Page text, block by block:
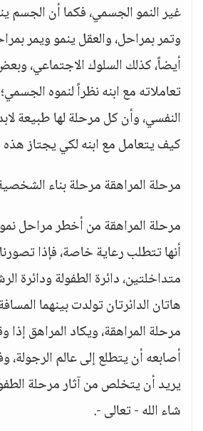
غير النمو الجسمي، فكما أن الجسم
وتمر بمراحل، والعقل ينمو ويمر
أيضاً، كذلك السلوك الاجتماعي،
تعاملاته مع ابنه نظراً لنموه
النفسي، وأن كل مرحلة لها طبيعة
كيف يتعامل مع ابنه لكي يجتاز هذه
مرحلة المراهقة مرحلة بناء
مرحلة المراهقة من أخطر مراحل نمو
أنها تتطلب رعاية خاصة، فإذا
متداخلتين، دائرة الطفولة ودائرة
هاتان الدائرتان تولدت بينهما
مرحلة المراهقة، ويكاد المراهق
أصابعه أن يتطلع إلى عالم
يريد أن يتخلص من آثار مرحلة
شاء الله - تعالى -.